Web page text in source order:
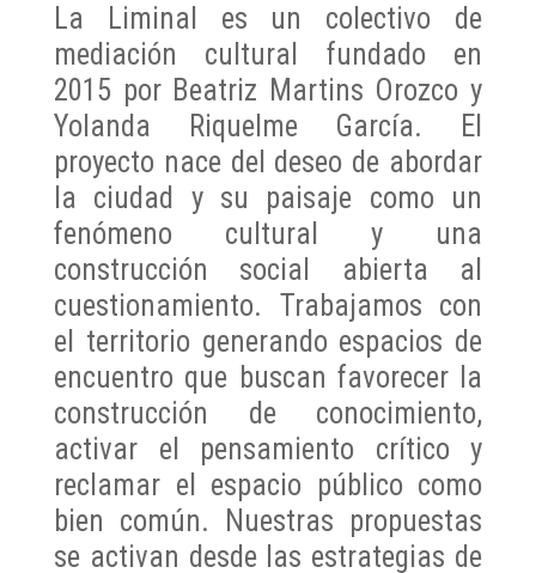
La Liminal es un colectivo de
mediación cultural fundado en
2015 por Beatriz Martins Orozco y
Yolanda Riquelme García. El
proyecto nace del deseo de abordar
la ciudad y su paisaje como un
fenómeno cultural y una
construcción social abierta al
cuestionamiento. Trabajamos con
el territorio generando espacios de
encuentro que buscan favorecer la
construcción de conocimiento,
activar el pensamiento crítico y
reclamar el espacio público como
bien común. Nuestras propuestas
se activan desde las estrategias de